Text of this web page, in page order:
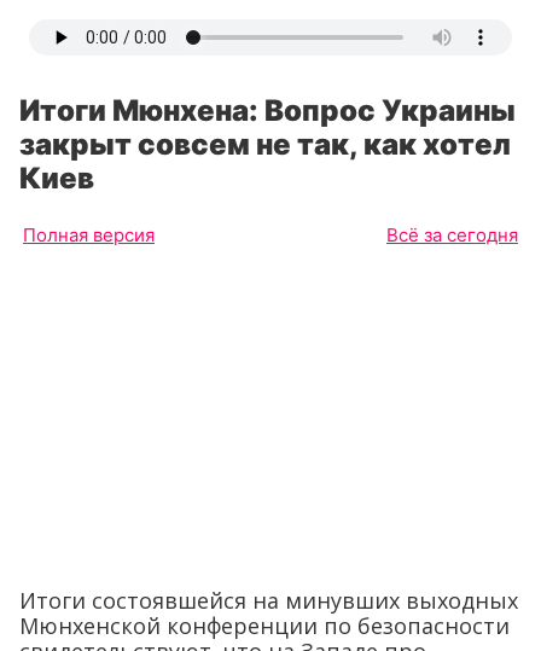
Итоги Мюнхена: Вопрос Украины
закрыт совсем не так, как хотел
Киев
Полная версия Всё за сегодня
Итоги состоявшейся на минувших выходных
Мюнхенской конференции по безопасности